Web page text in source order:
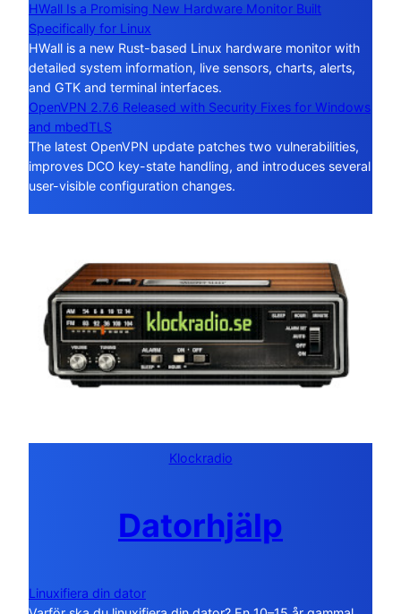
HWall Is a Promising New Hardware Monitor Built
Specifically for Linux
HWall is a new Rust-based Linux hardware monitor with
detailed system information, live sensors, charts, alerts,
and GTK and terminal interfaces.
OpenVPN 2.7.6 Released with Security Fixes for Windows
and mbedTLS
The latest OpenVPN update patches two vulnerabilities,
improves DCO key-state handling, and introduces several
user-visible configuration changes.
Klockradio
Datorhjälp
Linuxifiera din dator